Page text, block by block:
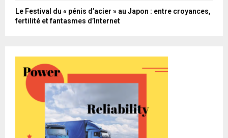
Le Festival du « pénis d’acier » au Japon : entre croyances,
fertilité et fantasmes d’Internet